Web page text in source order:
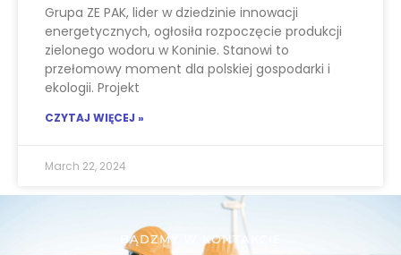
Grupa ZE PAK, lider w dziedzinie innowacji
energetycznych, ogłosiła rozpoczęcie produkcji
zielonego wodoru w Koninie. Stanowi to
przełomowy moment dla polskiej gospodarki i
ekologii. Projekt
CZYTAJ WIĘCEJ »
March 22, 2024
BĄDZMY W KONTAKCIE